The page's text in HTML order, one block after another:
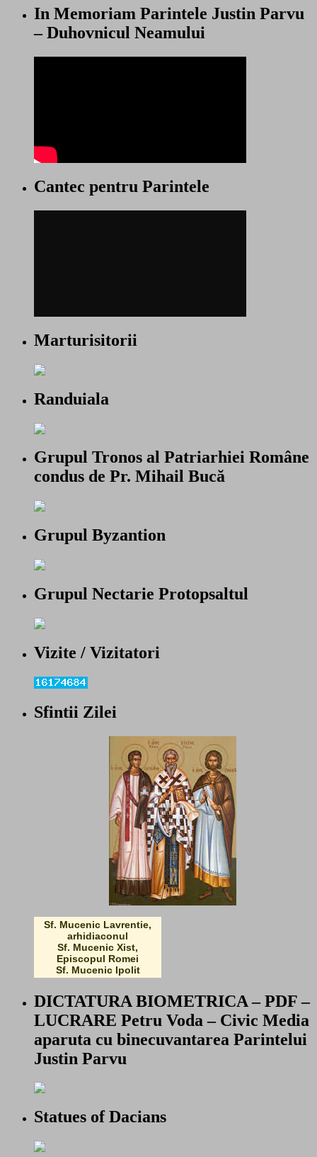
In Memoriam Parintele Justin Parvu
– Duhovnicul Neamului
Cantec pentru Parintele
Marturisitorii
Randuiala
Grupul Tronos al Patriarhiei Române
condus de Pr. Mihail Bucă
Grupul Byzantion
Grupul Nectarie Protopsaltul
Vizite / Vizitatori
Sfintii Zilei
Sf. Mucenic Lavrentie,
arhidiaconul
Sf. Mucenic Xist,
Episcopul Romei
Sf. Mucenic Ipolit
DICTATURA BIOMETRICA – PDF –
LUCRARE Petru Voda – Civic Media
aparuta cu binecuvantarea Parintelui
Justin Parvu
Statues of Dacians